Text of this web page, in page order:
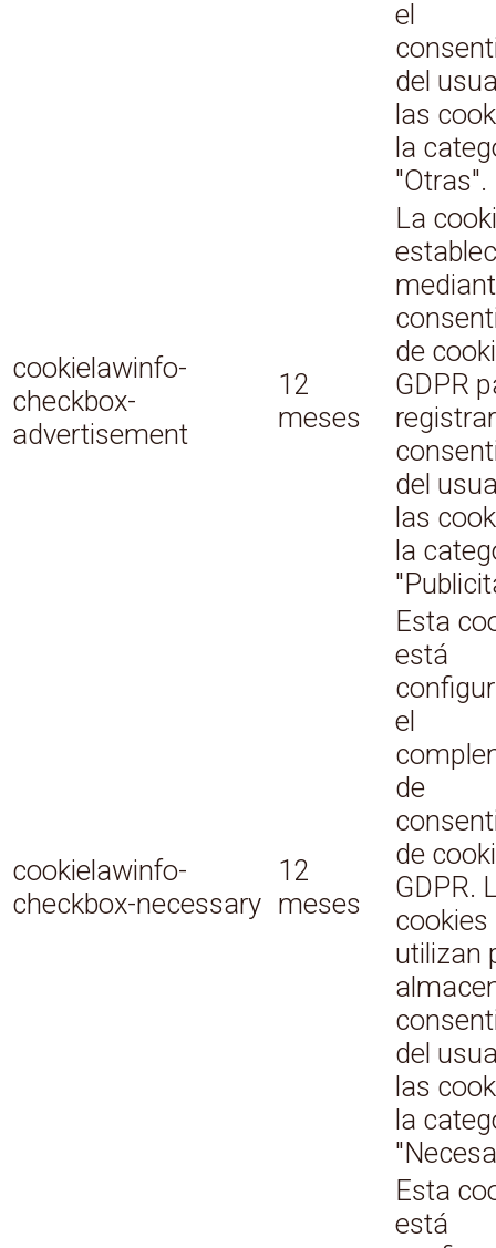
el
del
las
la
"Otras".
cookielawinfo-
checkbox-
advertisement
12
meses
La
de
GDPR
del
las
la
cookielawinfo-
checkbox-necessary
12
meses
Esta
está
el
de
de
GDPR.
cookies
utilizan
del
las
la
Esta
está